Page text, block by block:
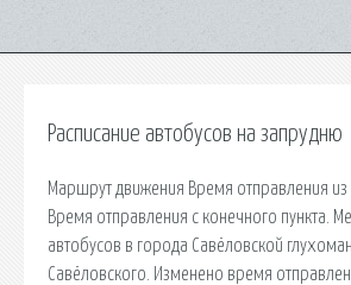
Расписание автобусов на запрудню
Маршрут движения Время отправления
Время отправления с конечного пункта.
автобусов в города Савёловской
Савёловского. Изменено время